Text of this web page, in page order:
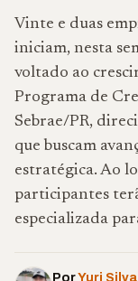
Vinte e duas
iniciam, nesta
voltado ao
Programa de
Sebrae/PR,
que buscam
estratégica. Ao
participantes
especializada
PorYuri Silva